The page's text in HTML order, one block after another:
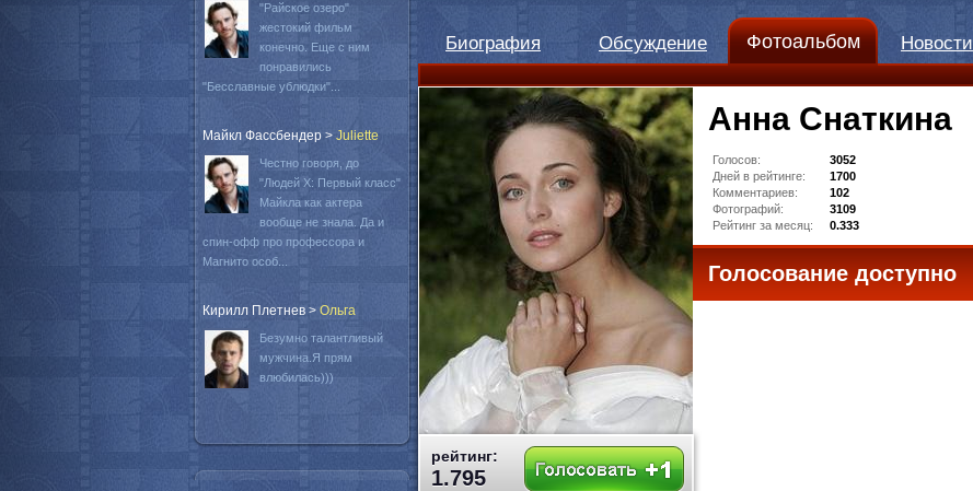
Биография Обсуждение Фотоальбом Новости
рейтинг:
1.795
Анна Снаткина
Голосов:
3052
Дней в рейтинге:
1700
Комментариев:
102
Фотографий:
3109
Рейтинг за месяц:
0.333
Голосование доступно
"Райское озеро"
жестокий фильм
конечно. Еще с ним
понравились
"Бесславные ублюдки"...
Майкл Фассбендер > Juliette
Честно говоря, до
"Людей Х: Первый класс"
Майкла как актера
вообще не знала. Да и
спин-офф про профессора и
Магнито особ...
Кирилл Плетнев > Oльга
Безумно талантливый
мужчина.Я прям
влюбилась)))